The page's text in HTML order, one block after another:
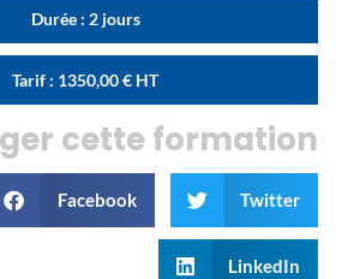
Durée : 2 jours
Tarif : 1350,00€ HT
cette formation
Facebook Twitter
LinkedIn